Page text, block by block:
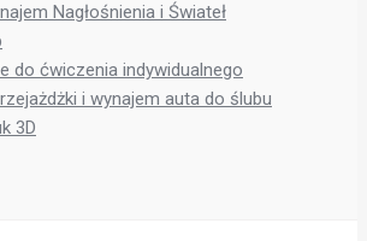
Nagłośnienia i Świateł
do ćwiczenia indywidualnego
i wynajem auta do ślubu
3D